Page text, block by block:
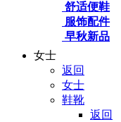
舒适便鞋
服饰配件
早秋新品
女士
返回
女士
鞋靴
返回